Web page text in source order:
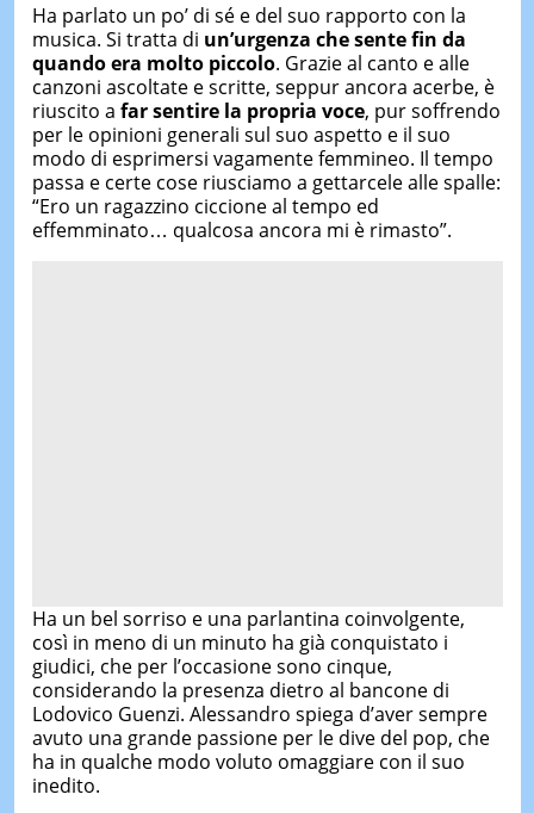
Ha parlato un po’ di sé e del suo rapporto con la
musica. Si tratta di un’urgenza che sente fin da
quando era molto piccolo. Grazie al canto e alle
canzoni ascoltate e scritte, seppur ancora acerbe, è
riuscito a far sentire la propria voce, pur soffrendo
per le opinioni generali sul suo aspetto e il suo
modo di esprimersi vagamente femmineo. Il tempo
passa e certe cose riusciamo a gettarcele alle spalle:
“Ero un ragazzino ciccione al tempo ed
effemminato… qualcosa ancora mi è rimasto”.
Ha un bel sorriso e una parlantina coinvolgente,
così in meno di un minuto ha già conquistato i
giudici, che per l’occasione sono cinque,
considerando la presenza dietro al bancone di
Lodovico Guenzi. Alessandro spiega d’aver sempre
avuto una grande passione per le dive del pop, che
ha in qualche modo voluto omaggiare con il suo
inedito.